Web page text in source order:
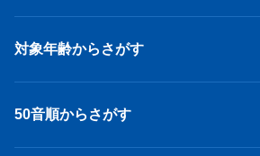
対象年齢からさがす
50音順からさがす